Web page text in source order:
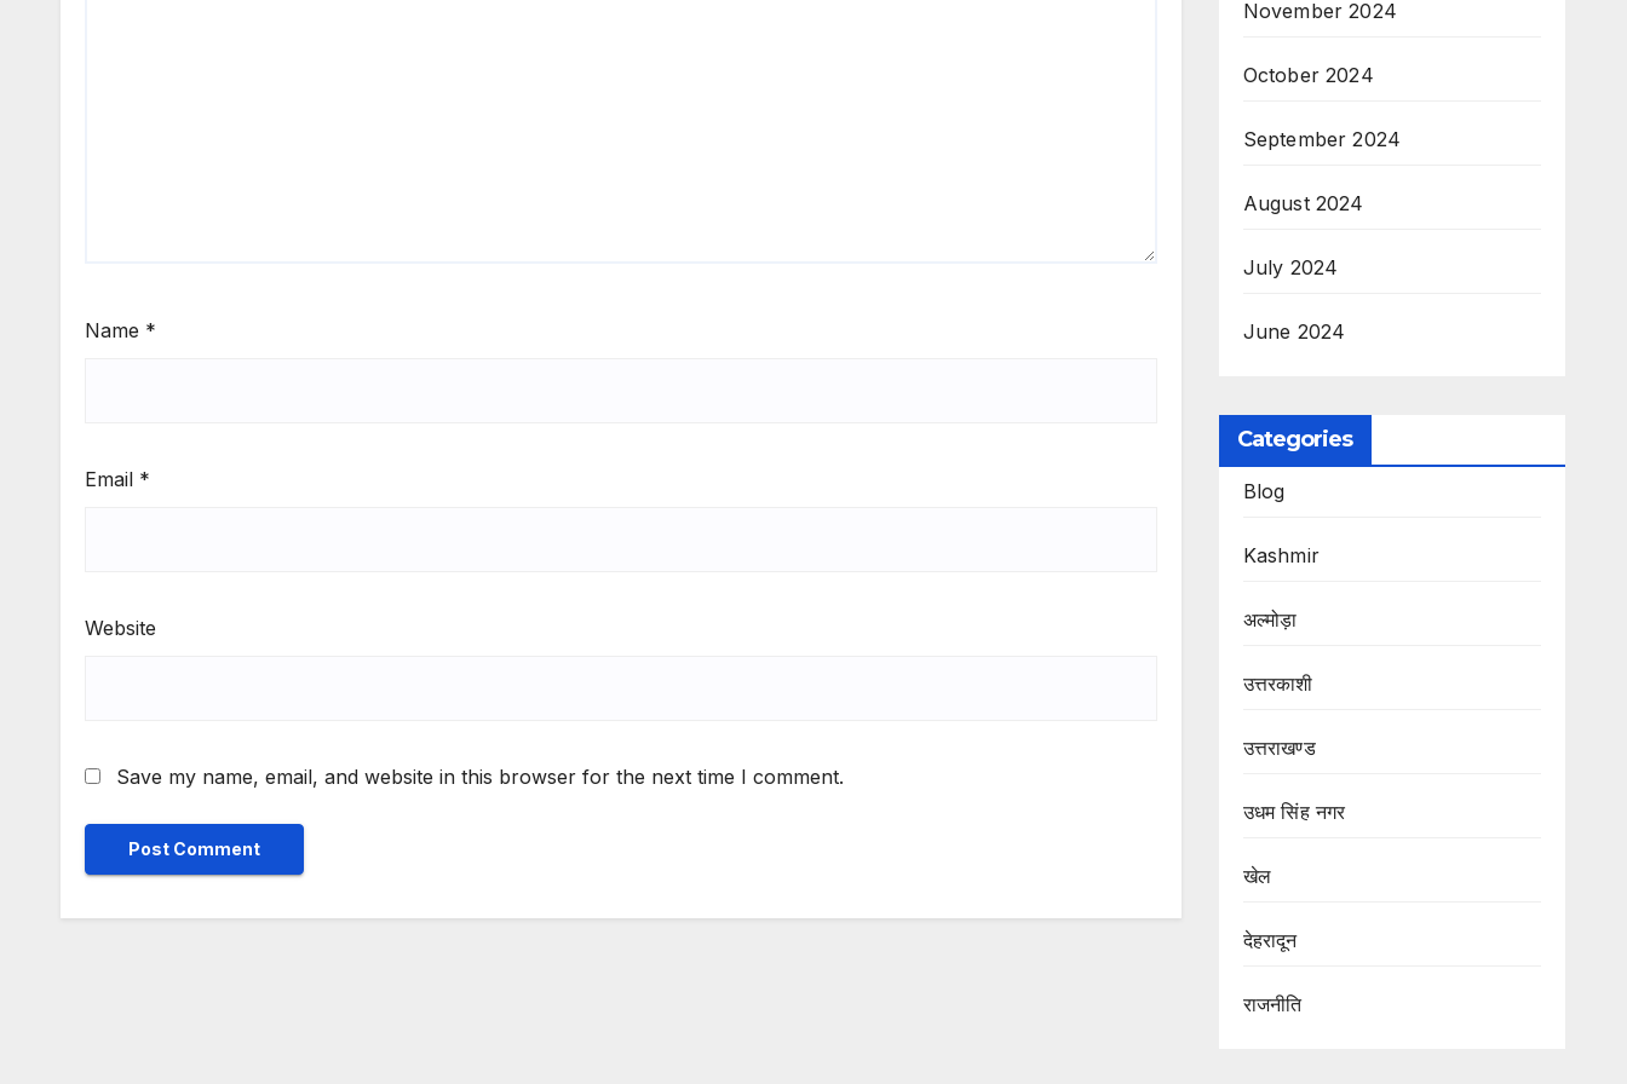
Name *
Email *
Website
Save my name, email, and website in this browser for the next time I comment.
November 2024
October 2024
September 2024
August 2024
July 2024
June 2024
Categories
Blog
Kashmir
अल्मोड़ा
उत्तरकाशी
उत्तराखण्ड
उधम सिंह नगर
खेल
देहरादून
राजनीति